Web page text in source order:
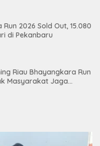
2026 Sold Out, 15.080
di Pekanbaru
Riau Bhayangkara Run
Masyarakat Jaga